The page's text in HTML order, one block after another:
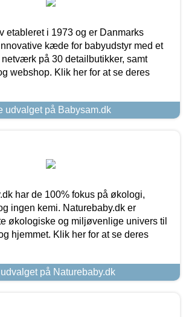
etableret i 1973 og er Danmarks
kæde for babyudstyr med et
på 30 detailbutikker, samt
webshop. Klik her for at se deres
udvalget på Babysam.dk
har de 100% fokus på økologi,
ingen kemi. Naturebaby.dk er
økologiske og miljøvenlige univers til
hjemmet. Klik her for at se deres
på Naturebaby.dk